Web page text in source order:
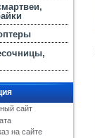
сайт
на сайте